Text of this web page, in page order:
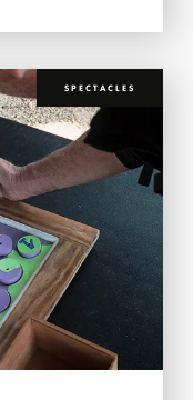
SPECTACLES